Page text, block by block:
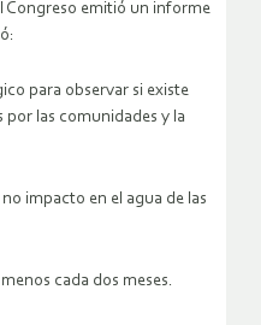
Congreso emitió un informe
para observar si existe
las comunidades y la
impacto en el agua de las
cada dos meses.